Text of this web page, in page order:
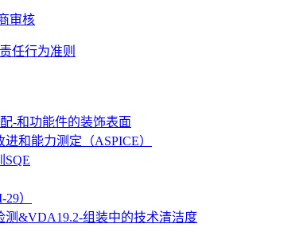
审核
任行为准则
-和功能件的装饰表面
和能力测定（ASPICE）
SQE
）
测&VDA19.2-组装中的技术清洁度